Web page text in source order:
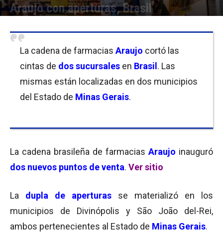
Araujo con aperturas, Brasil
La cadena de farmacias Araujo cortó las
cintas de dos sucursales en Brasil . Las
mismas están localizadas en dos municipios
del Estado de Minas Gerais.
La cadena brasileña de farmacias Araujo inauguró
dos nuevos puntos de venta. Ver sitio
La dupla de aperturas se materializó en los
municipios de Divinópolis y São João del-Rei,
ambos pertenecientes al Estado de Minas Gerais.